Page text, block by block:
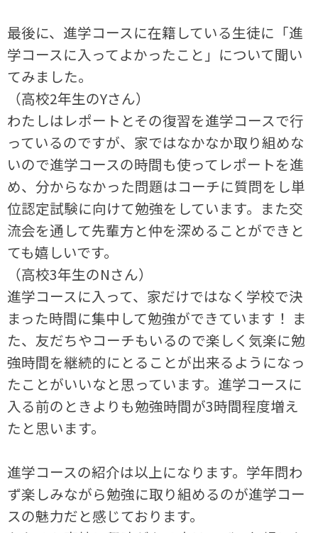
最後に、進学コースに在籍している生徒に「進
学コースに入ってよかったこと」について聞い
てみました。
（高校2年生のYさん）
わたしはレポートとその復習を進学コースで行
っているのですが、家ではなかなか取り組めな
いので進学コースの時間も使ってレポートを進
め、分からなかった問題はコーチに質問をし単
位認定試験に向けて勉強をしています。また交
流会を通して先輩方と仲を深めることができと
ても嬉しいです。
（高校3年生のNさん）
進学コースに入って、家だけではなく学校で決
まった時間に集中して勉強ができています！ ま
た、友だちやコーチもいるので楽しく気楽に勉
強時間を継続的にとることが出来るようになっ
たことがいいなと思っています。進学コースに
入る前のときよりも勉強時間が3時間程度増え
たと思います。
進学コースの紹介は以上になります。学年問わ
ず楽しみながら勉強に取り組めるのが進学コー
スの魅力だと感じております。